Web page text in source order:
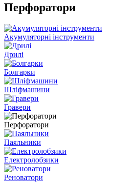
Перфоратори
Акумуляторні інструменти
Дрилі
Болгарки
Шліфмашини
Гравери
Перфоратори
Паяльники
Електролобзики
Реноватори